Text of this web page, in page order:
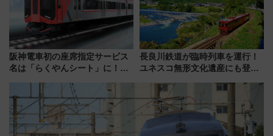
阪神電車初の座席指定サービス
名は「らくやんシート」に！新
長良川鉄道が臨時列車を運行！
ユネスコ無形文化遺産にも登録
に 乗車には予約が必要